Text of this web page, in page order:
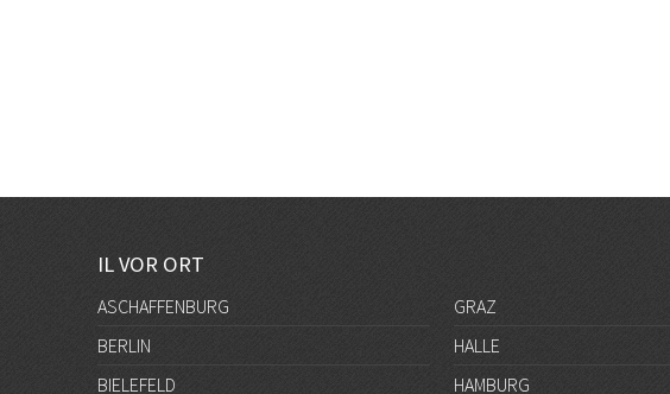
IL VOR ORT
ASCHAFFENBURG
BERLIN
BIELEFELD
GRAZ
HALLE
HAMBURG